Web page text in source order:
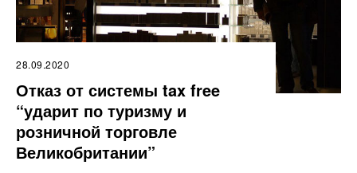
28.09.2020
Отказ от системы tax free
“ударит по туризму и
розничной торговле
Великобритании”